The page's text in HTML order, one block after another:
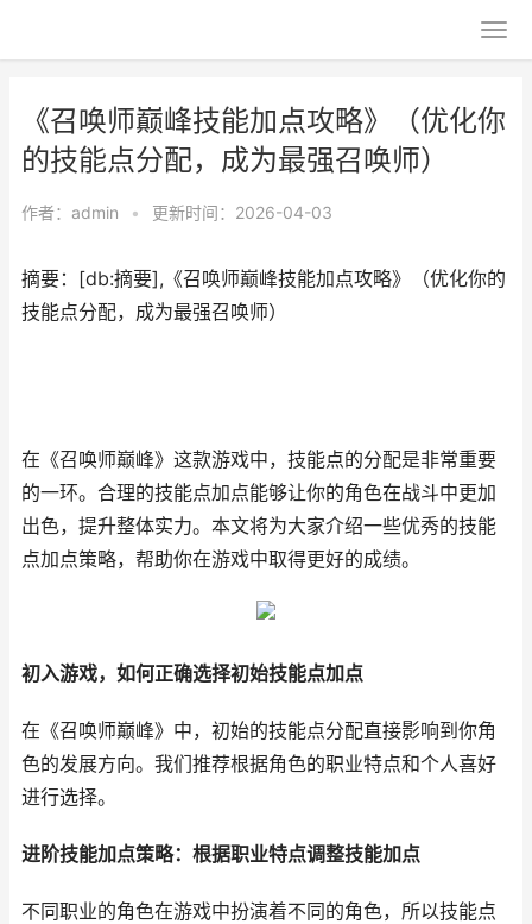
《召唤师巅峰技能加点攻略》（优化你
的技能点分配，成为最强召唤师）
作者： admin • 更新时间：2026-04-03
摘要：[db:摘要],《召唤师巅峰技能加点攻略》（优化你的
技能点分配，成为最强召唤师）
在《召唤师巅峰》这款游戏中，技能点的分配是非常重要
的一环。合理的技能点加点能够让你的角色在战斗中更加
出色，提升整体实力。本文将为大家介绍一些优秀的技能
点加点策略，帮助你在游戏中取得更好的成绩。
初入游戏，如何正确选择初始技能点加点
在《召唤师巅峰》中，初始的技能点分配直接影响到你角
色的发展方向。我们推荐根据角色的职业特点和个人喜好
进行选择。
进阶技能加点策略：根据职业特点调整技能加点
不同职业的角色在游戏中扮演着不同的角色，所以技能点